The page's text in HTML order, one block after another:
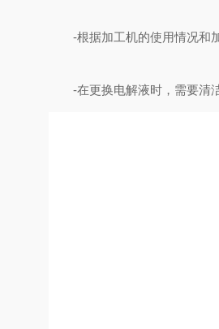
-根据加工机的使用情况和加
-在更换电解液时，需要清洁